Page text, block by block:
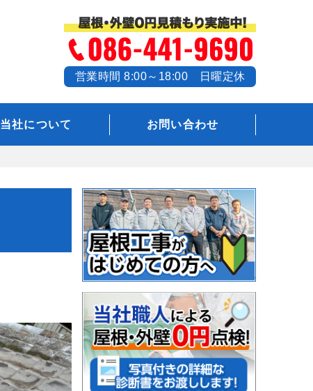
営業時間 8:00～18:00 日曜定休
当社について お問い合わせ